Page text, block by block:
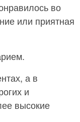
во
или приятная
а в
и
высокие